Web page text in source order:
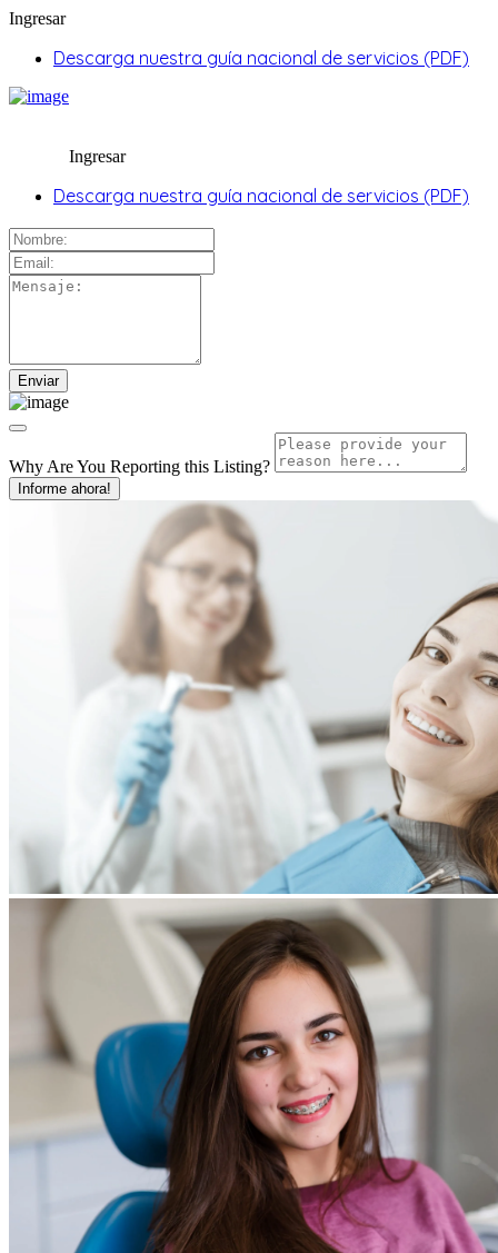
Ingresar
Descarga nuestra guía nacional de servicios (PDF)
Ingresar
Descarga nuestra guía nacional de servicios (PDF)
Why Are You Reporting this Listing?
Informe ahora!